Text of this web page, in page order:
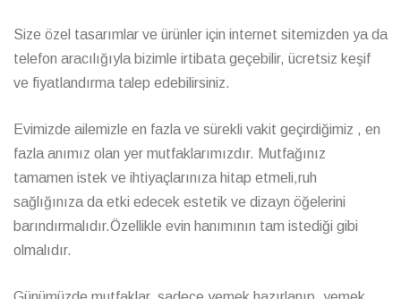
Size özel tasarımlar ve ürünler için internet sitemizden ya da
telefon aracılığıyla bizimle irtibata geçebilir, ücretsiz keşif
ve fiyatlandırma talep edebilirsiniz.
Evimizde ailemizle en fazla ve sürekli vakit geçirdiğimiz , en
fazla anımız olan yer mutfaklarımızdır. Mutfağınız
tamamen istek ve ihtiyaçlarınıza hitap etmeli,ruh
sağlığınıza da etki edecek estetik ve dizayn öğelerini
barındırmalıdır.Özellikle evin hanımının tam istediği gibi
olmalıdır.